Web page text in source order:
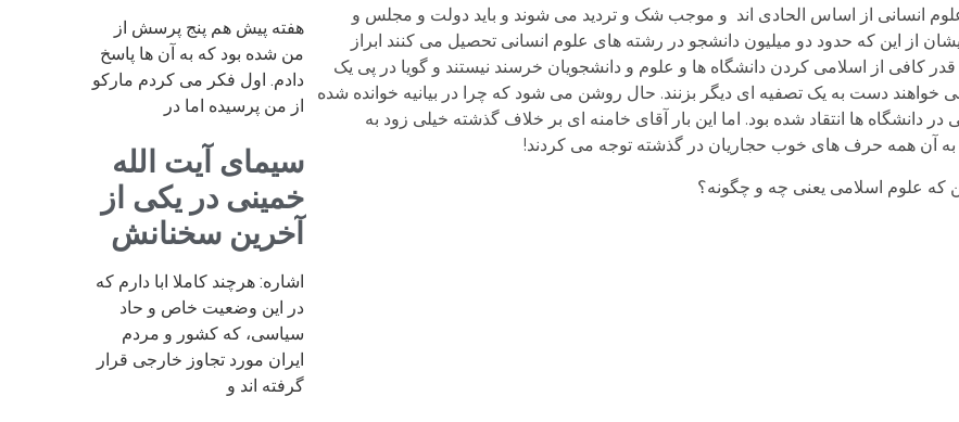
انسانی از اساس الحادی اند و موجب شک و تردید می شوند و باید دولت و مجلس و
از این که حدود دو میلیون دانشجو در رشته های علوم انسانی تحصیل می کنند ابراز
کافی از اسلامی کردن دانشگاه ها و علوم و دانشجویان خرسند نیستند و گویا در پی یک
خواهند دست به یک تصفیه ای دیگر بزنند. حال روشن می شود که چرا در بیانیه خوانده شده
دانشگاه ها انتقاد شده بود. اما این بار آقای خامنه ای بر خلاف گذشته خیلی زود به
آن همه حرف های خوب حجاریان در گذشته توجه می کردند!
که علوم اسلامی یعنی چه و چگونه؟
هفته پیش هم پنج پرسش از
من شده بود که به آن ها پاسخ
دادم. اول فکر می کردم مارکو
از من پرسیده اما در
سیمای آیت الله
خمینی در یکی از
آخرین سخنانش
اشاره: هرچند کاملا ابا دارم که
در این وضعیت خاص و حاد
سیاسی، که کشور و مردم
ایران مورد تجاوز خارجی قرار
گرفته اند و